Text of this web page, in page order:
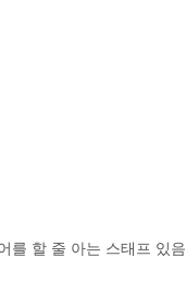
를 할 줄 아는 스태프 있음